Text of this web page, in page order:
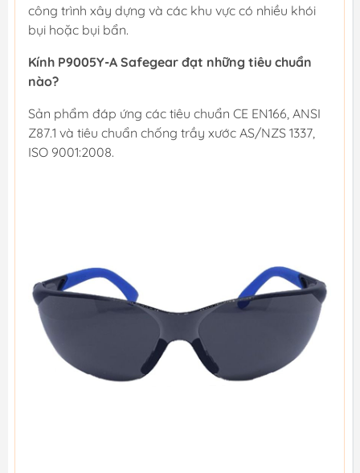
công trình xây dựng và các khu vực có nhiều khói
bụi hoặc bụi bẩn.
Kính P9005Y-A Safegear đạt những tiêu chuẩn
nào?
Sản phẩm đáp ứng các tiêu chuẩn CE EN166, ANSI
Z87.1 và tiêu chuẩn chống trầy xước AS/NZS 1337,
ISO 9001:2008.